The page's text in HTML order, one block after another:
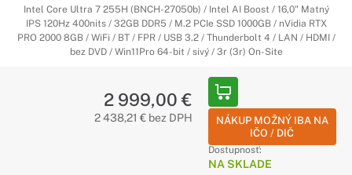
Intel Core Ultra 7 255H (BNCH-27050b) / Intel AI Boost / 16,0" Matný
IPS 120Hz 400nits / 32GB DDR5 / M.2 PCIe SSD 1000GB / nVidia RTX
PRO 2000 8GB / WiFi / BT / FPR / USB 3.2 / Thunderbolt 4 / LAN / HDMI /
bez DVD / Win11Pro 64-bit / sivý / 3r (3r) On-Site
2 999,00 €
2 438,21 € bez DPH
NÁKUP MOŽNÝ IBA NA
IČO / DIČ
Dostupnosť:
NA SKLADE